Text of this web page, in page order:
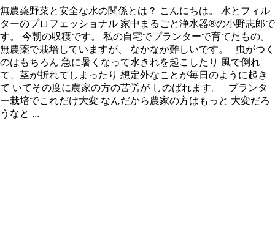
無農薬野菜と安全な水の関係とは？ こんにちは。 水とフィル
ターのプロフェッショナル 家中まるごと浄水器®の小野志郎で
す。 今朝の収穫です。 私の自宅でプランターで育てたもの。
無農薬で栽培していますが、 なかなか難しいです。 虫がつく
のはもちろん 急に暑くなって水きれを起こしたり 風で倒れ
て、茎が折れてしまったり 想定外なことが毎日のように起き
て いてその度に農家の方の苦労が しのばれます。 プランタ
ー栽培でこれだけ大変 なんだから農家の方はもっと 大変だろ
うなと ...